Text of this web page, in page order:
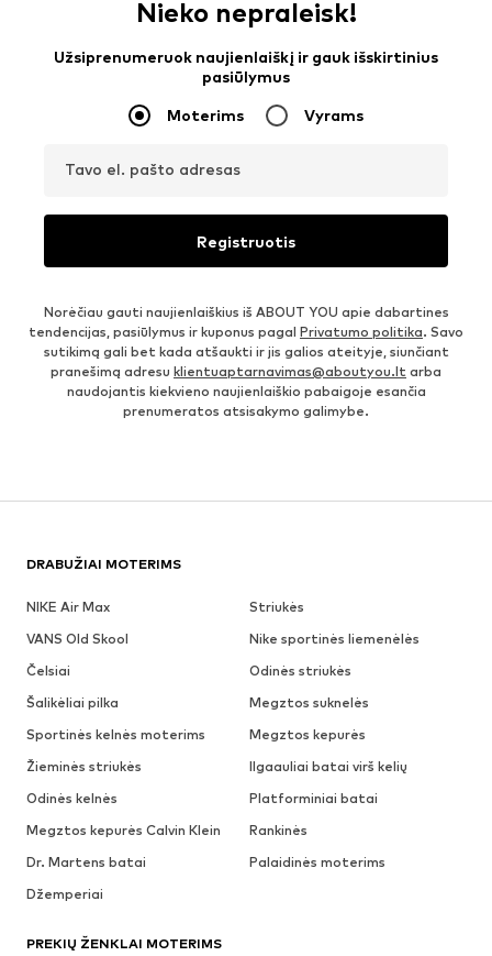
Nieko nepraleisk!
Užsiprenumeruok naujienlaiškį ir gauk išskirtinius
pasiūlymus
Moterims Vyrams
Tavo el. pašto adresas
Registruotis
Norėčiau gauti naujienlaiškius iš ABOUT YOU apie dabartines
tendencijas, pasiūlymus ir kuponus pagal Privatumo politika. Savo
sutikimą gali bet kada atšaukti ir jis galios ateityje, siunčiant
pranešimą adresu klientuaptarnavimas@aboutyou.lt arba
naudojantis kiekvieno naujienlaiškio pabaigoje esančia
prenumeratos atsisakymo galimybe.
DRABUŽIAI MOTERIMS
NIKE Air Max
Striukės
VANS Old Skool
Nike sportinės liemenėlės
Čelsiai
Odinės striukės
Šalikėliai pilka
Megztos suknelės
Sportinės kelnės moterims
Megztos kepurės
Žieminės striukės
Ilgaauliai batai virš kelių
Odinės kelnės
Platforminiai batai
Megztos kepurės Calvin Klein
Rankinės
Dr. Martens batai
Palaidinės moterims
Džemperiai
PREKIŲ ŽENKLAI MOTERIMS